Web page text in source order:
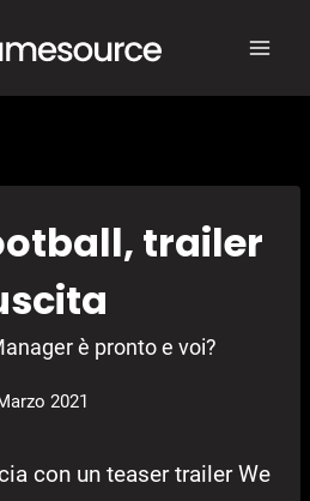
trailer
è pronto e voi?
2021
con un teaser trailer We